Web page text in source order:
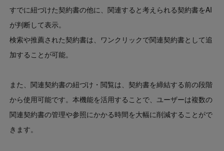
すでに紐づけた契約書の他に、関連すると考えられる契約書をAI
が判断して表示。
検索や推薦された契約書は、ワンクリックで関連契約書として追
加することが可能。
また、関連契約書の紐づけ・閲覧は、契約書を締結する前の段階
から使用可能です。本機能を活用することで、ユーザーは複数の
関連契約書の管理や参照にかかる時間を大幅に削減することがで
きます。